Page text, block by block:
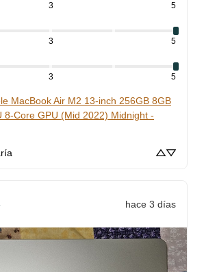
3 5
3 5
3 5
MacBook Air M2 13-inch 256GB 8GB
8-Core GPU (Mid 2022) Midnight -
hace 3 días